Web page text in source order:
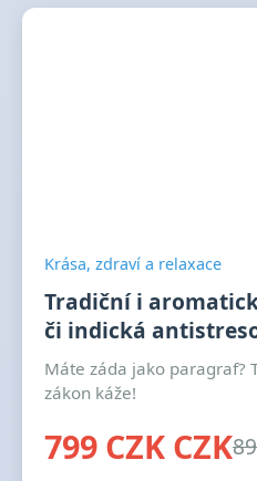
Krása, zdraví a relaxace
Tradiční i
či indická
Máte záda jako paragraf?
zákon káže!
799 CZK CZK